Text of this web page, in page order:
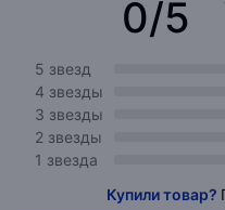
0/5
5 звезд
4 звезды
3 звезды
2 звезды
1 звезда
Купили товар?